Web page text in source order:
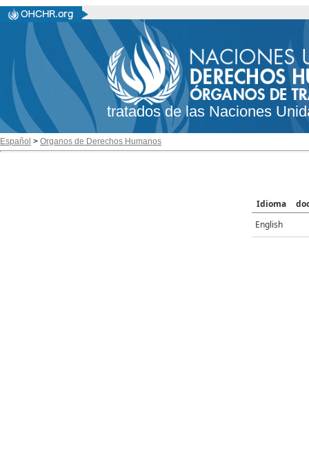
tratados de las Naciones
Español > Organos de Derechos Humanos
Idioma
English